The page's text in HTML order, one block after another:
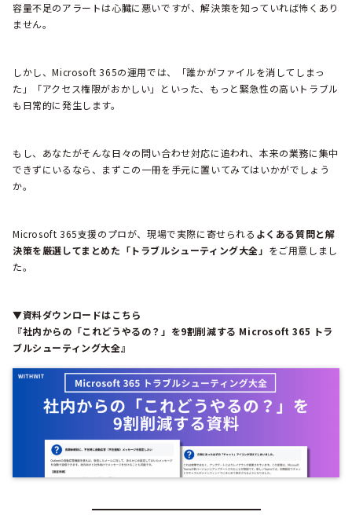
容量不足のアラートは心臓に悪いですが、解決策を知っていれば怖くあり
ません。
しかし、Microsoft 365の運用では、「誰かがファイルを消してしまっ
た」「アクセス権限がおかしい」といった、もっと緊急性の高いトラブル
も日常的に発生します。
もし、あなたがそんな日々の問い合わせ対応に追われ、本来の業務に集中
できずにいるなら、まずこの一冊を手元に置いてみてはいかがでしょう
か。
Microsoft 365支援のプロが、現場で実際に寄せられる よくある質問と解
決策を厳選してまとめた「トラブルシューティング大全」 をご用意しまし
た。
▼資料ダウンロードはこちら
『社内からの「これどうやるの？」を9割削減する Microsoft 365 トラ
ブルシューティング大全』